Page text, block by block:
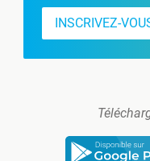
INSCRIVEZ-